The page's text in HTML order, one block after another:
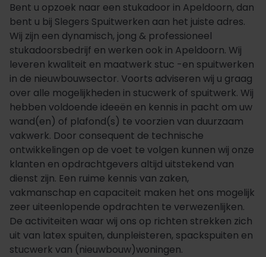
Bent u opzoek naar een stukadoor in Apeldoorn, dan
bent u bij Slegers Spuitwerken aan het juiste adres.
Wij zijn een dynamisch, jong & professioneel
stukadoorsbedrijf en werken ook in Apeldoorn. Wij
leveren kwaliteit en maatwerk stuc -en spuitwerken
in de nieuwbouwsector. Voorts adviseren wij u graag
over alle mogelijkheden in stucwerk of spuitwerk. Wij
hebben voldoende ideeën en kennis in pacht om uw
wand(en) of plafond(s) te voorzien van duurzaam
vakwerk. Door consequent de technische
ontwikkelingen op de voet te volgen kunnen wij onze
klanten en opdrachtgevers altijd uitstekend van
dienst zijn. Een ruime kennis van zaken,
vakmanschap en capaciteit maken het ons mogelijk
zeer uiteenlopende opdrachten te verwezenlijken.
De activiteiten waar wij ons op richten strekken zich
uit van latex spuiten, dunpleisteren, spackspuiten en
stucwerk van (nieuwbouw)woningen.